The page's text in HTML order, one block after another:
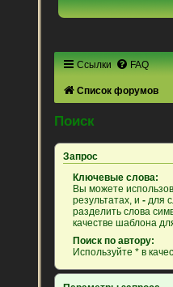
Ссылки FAQ
Список форумов
Поиск
Запрос
Ключевые слова:
Вы можете
результатах, и- для
разделить слова
качестве шаблона
Поиск по автору:
Используйте * в